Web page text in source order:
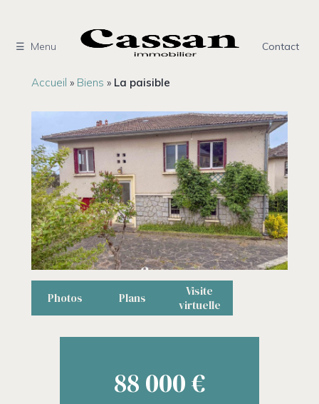
contenuMenu Contact
Accueil » Biens » La paisible
Photos Plans
Visite
virtuelle
88 000 €